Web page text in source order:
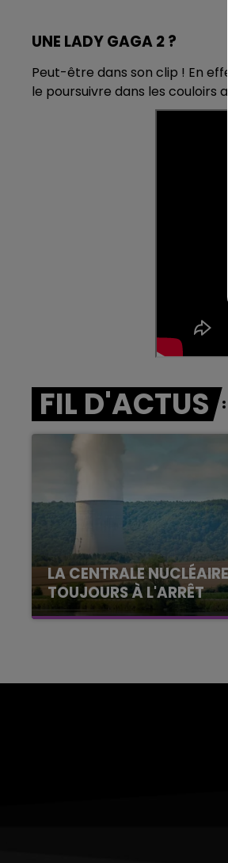
UNE LADY GAGA 2 ?
Peut-être dans son clip ! En
le poursuivre dans les couloirs
FIL D'ACTUS
LA CENTRALE
TOUJOURS À L'ARRÊT
Cela fait déjà une semaine